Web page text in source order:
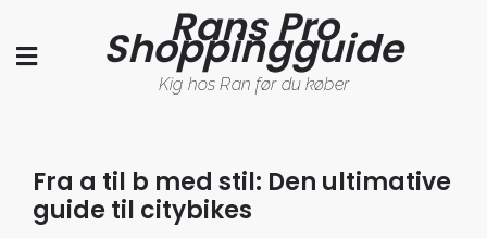
content
Rans Pro
Shoppingguide
Kig hos Ran før du køber
Fra a til b med stil: Den ultimative
guide til citybikes